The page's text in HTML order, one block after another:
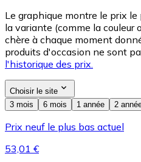
Le graphique montre le prix
la variante (comme la couleur
chère à chaque moment
produits d'occasion ne sont
l'historique des prix.
Choisir le site
3 mois
6 mois 1 année 2
Prix neuf le plus bas actuel
53,01 €